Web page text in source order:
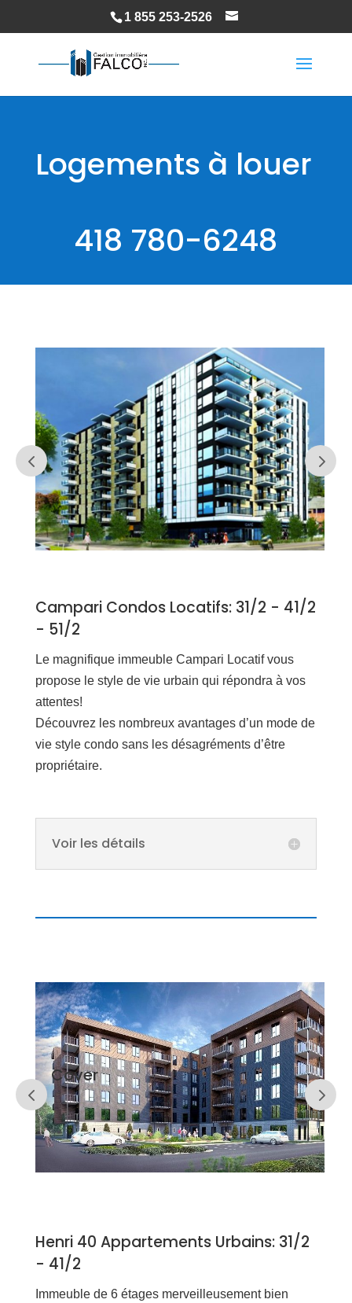
1 855 253-2526
Logements à louer
418 780-6248
Campari Condos Locatifs: 31/2 - 41/2
- 51/2
Le magnifique immeuble Campari Locatif vous
propose le style de vie urbain qui répondra à vos
attentes!
Découvrez les nombreux avantages d’un mode de
vie style condo sans les désagréments d’être
propriétaire.
Voir les détails
Cover
Henri 40 Appartements Urbains: 31/2
- 41/2
Immeuble de 6 étages merveilleusement bien